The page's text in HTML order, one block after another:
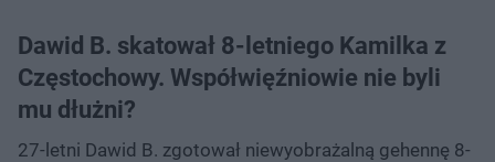
Dawid B. skatował 8-letniego Kamilka z
Częstochowy. Współwięźniowie nie byli
mu dłużni?
27-letni Dawid B. zgotował niewyobrażalną gehennę 8-